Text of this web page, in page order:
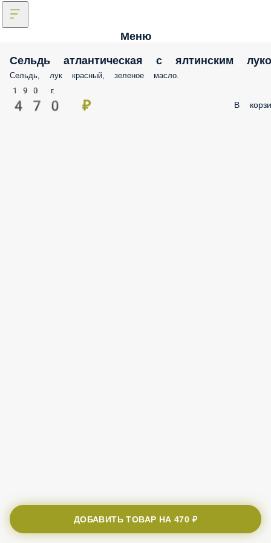
Меню
Сельдь атлантическая с ялтинским
Сельдь, лук красный, зеленое масло.
190 г.
470 ₽ В
ДОБАВИТЬ ТОВАР НА470 ₽